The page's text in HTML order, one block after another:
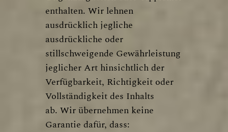
enthalten. Wir lehnen
ausdrücklich jegliche
ausdrückliche oder
stillschweigende Gewährleistung
jeglicher Art hinsichtlich der
Verfügbarkeit, Richtigkeit oder
Vollständigkeit des Inhalts
ab. Wir übernehmen keine
Garantie dafür, dass: